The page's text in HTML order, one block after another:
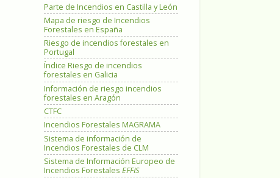
Parte de Incendios en Castilla y León
Mapa de riesgo de Incendios
Forestales en España
Riesgo de incendios forestales en
Portugal
Índice Riesgo de incendios
forestales en Galicia
Información de riesgo incendios
forestales en Aragón
CTFC
Incendios Forestales MAGRAMA
Sistema de información de
Incendios Forestales de CLM
Sistema de Información Europeo de
Incendios Forestales EFFIS